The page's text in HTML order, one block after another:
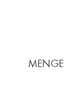
MENGE